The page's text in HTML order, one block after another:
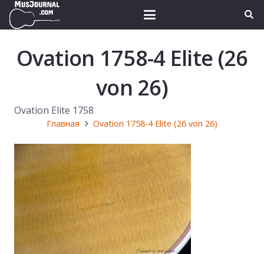
Ovation 1758-4 Elite (26
von 26)
Ovation Elite 1758
Главная Ovation 1758-4 Elite (26 von 26)